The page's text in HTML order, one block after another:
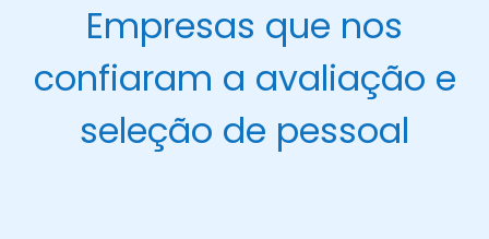
Empresas que nos
confiaram a avaliação e
seleção de pessoal